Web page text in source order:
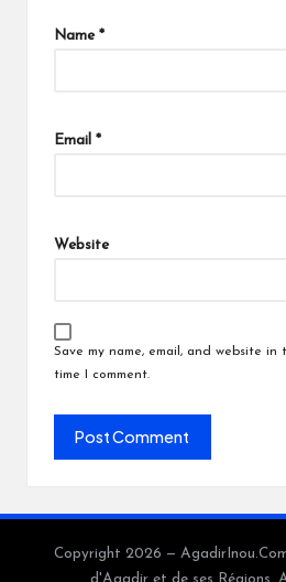
Name *
Email *
Website
Save my name, email, and website
time I comment.
Copyright 2026 —